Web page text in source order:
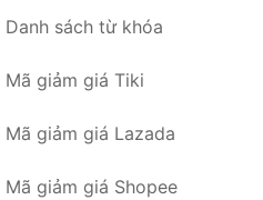
Danh sách từ khóa
Mã giảm giá Tiki
Mã giảm giá Lazada
Mã giảm giá Shopee